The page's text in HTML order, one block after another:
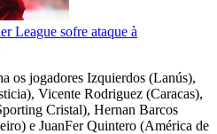
League sofre ataque à
os jogadores Izquierdos (Lanús),
Vicente Rodriguez (Caracas),
Cristal), Hernan Barcos
e JuanFer Quintero (América de